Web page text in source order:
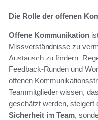
Die Rolle der offenen
Offene Kommunikation
Missverständnisse zu
Austausch zu fördern.
Feedback-Runden und
offenen
Teammitglieder wissen,
geschätzt werden, steigert
Sicherheit im Team,